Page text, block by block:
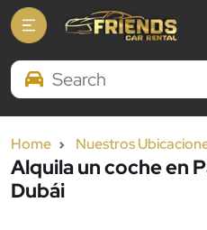
Search Brands
Home Nuestros
Alquila un coche en
Dubái